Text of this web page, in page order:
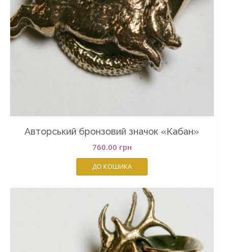
Авторський бронзовий значок «Кабан»
760.00 грн
ДО КОШИКА